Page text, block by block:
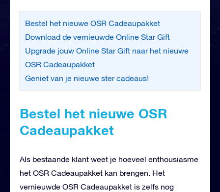
Bestel het nieuwe OSR Cadeaupakket
Download de vernieuwde Online Star Gift
Upgrade jouw Online Star Gift naar het nieuwe
OSR Cadeaupakket
Geniet van je nieuwe ster cadeaus!
Bestel het nieuwe OSR
Cadeaupakket
Als bestaande klant weet je hoeveel enthousiasme
het OSR Cadeaupakket kan brengen. Het
vernieuwde OSR Cadeaupakket is zelfs nog